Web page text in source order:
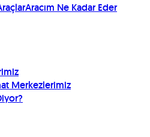
Aracım Ne Kadar Eder
Merkezlerimiz